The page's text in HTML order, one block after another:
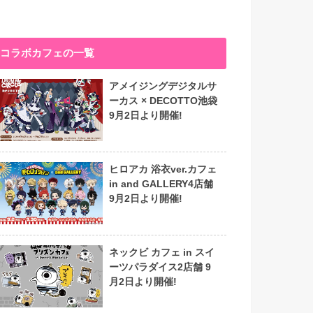
コラボカフェの一覧
アメイジングデジタルサ
ーカス × DECOTTO池袋
9月2日より開催!
ヒロアカ 浴衣ver.カフェ
in and GALLERY4店舗
9月2日より開催!
ネックビ カフェ in スイ
ーツパラダイス2店舗 9
月2日より開催!